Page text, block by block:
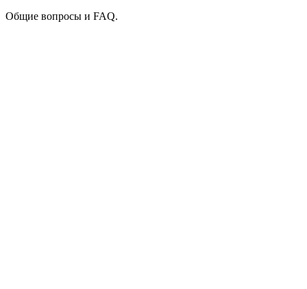
Общие вопросы и FAQ.